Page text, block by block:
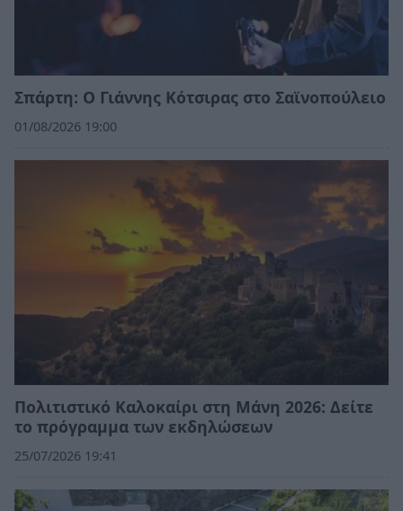
Σπάρτη: Ο Γιάννης Κότσιρας στο Σαϊνοπούλειο
01/08/2026 19:00
Πολιτιστικό Καλοκαίρι στη Μάνη 2026: Δείτε
το πρόγραμμα των εκδηλώσεων
25/07/2026 19:41